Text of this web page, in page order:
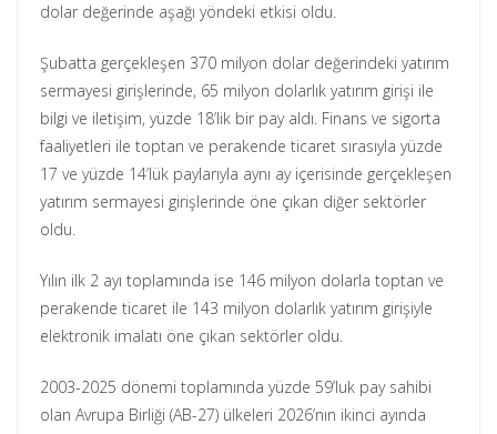
dolar değerinde aşağı yöndeki etkisi oldu.
Şubatta gerçekleşen 370 milyon dolar değerindeki yatırım
sermayesi girişlerinde, 65 milyon dolarlık yatırım girişi ile
bilgi ve iletişim, yüzde 18’lik bir pay aldı. Finans ve sigorta
faaliyetleri ile toptan ve perakende ticaret sırasıyla yüzde
17 ve yüzde 14’lük paylarıyla aynı ay içerisinde gerçekleşen
yatırım sermayesi girişlerinde öne çıkan diğer sektörler
oldu.
Yılın ilk 2 ayı toplamında ise 146 milyon dolarla toptan ve
perakende ticaret ile 143 milyon dolarlık yatırım girişiyle
elektronik imalatı öne çıkan sektörler oldu.
2003-2025 dönemi toplamında yüzde 59’luk pay sahibi
olan Avrupa Birliği (AB-27) ülkeleri 2026’nın ikinci ayında